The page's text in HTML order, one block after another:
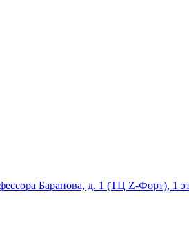
Баранова, д. 1 (ТЦ Z-Форт), 1